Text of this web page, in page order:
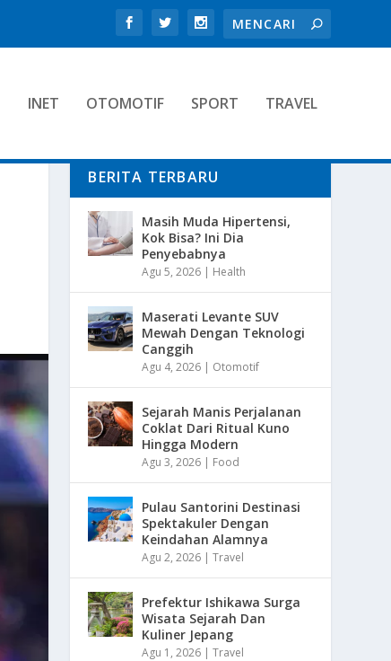
INET OTOMOTIF SPORT TRAVEL
BERITA TERBARU
Masih Muda Hipertensi,
Kok Bisa? Ini Dia
Penyebabnya
Agu 5, 2026 | Health
Maserati Levante SUV
Mewah Dengan Teknologi
Canggih
Agu 4, 2026 | Otomotif
Sejarah Manis Perjalanan
Coklat Dari Ritual Kuno
Hingga Modern
Agu 3, 2026 | Food
Pulau Santorini Destinasi
Spektakuler Dengan
Keindahan Alamnya
Agu 2, 2026 |Travel
Prefektur Ishikawa Surga
Wisata Sejarah Dan
Kuliner Jepang
Agu 1, 2026 |Travel